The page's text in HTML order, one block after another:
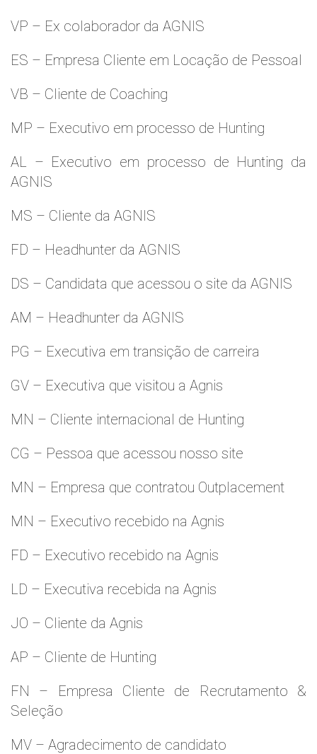
VP – Ex colaborador da AGNIS
ES – Empresa Cliente em Locação de Pessoal
VB – Cliente de Coaching
MP – Executivo em processo de Hunting
AL – Executivo em processo de Hunting da
AGNIS
MS – Cliente da AGNIS
FD – Headhunter da AGNIS
DS – Candidata que acessou o site da AGNIS
AM – Headhunter da AGNIS
PG – Executiva em transição de carreira
GV – Executiva que visitou a Agnis
MN – Cliente internacional de Hunting
CG – Pessoa que acessou nosso site
MN – Empresa que contratou Outplacement
MN – Executivo recebido na Agnis
FD – Executivo recebido na Agnis
LD – Executiva recebida na Agnis
JO – Cliente da Agnis
AP – Cliente de Hunting
FN – Empresa Cliente de Recrutamento &
Seleção
MV – Agradecimento de candidato